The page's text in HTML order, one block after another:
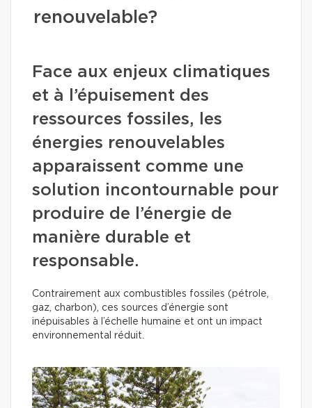
renouvelable?
Face aux enjeux climatiques
et à l’épuisement des
ressources fossiles, les
énergies renouvelables
apparaissent comme une
solution incontournable pour
produire de l’énergie de
manière durable et
responsable.
Contrairement aux combustibles fossiles (pétrole,
gaz, charbon), ces sources d’énergie sont
inépuisables à l’échelle humaine et ont un impact
environnemental réduit.